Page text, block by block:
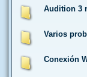
Audition 3
Varios
Conexión